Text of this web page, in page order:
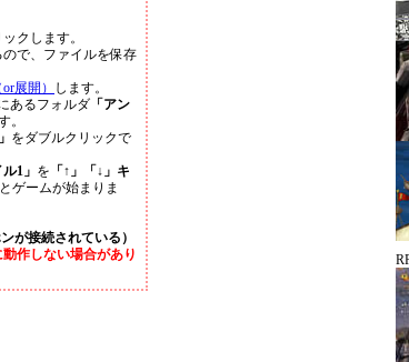
クします。
で、ファイルを保存
展開）
します。
あるフォルダ 「アン
。
をダブルクリックで
1」 を 「↑」「↓」キ
ゲームが始まりま
が接続されている）
作しない場合があり